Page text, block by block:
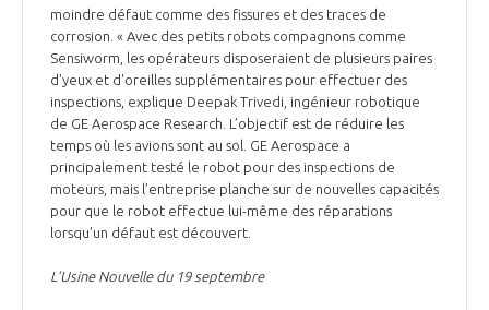
moindre défaut comme des fissures et des traces de
corrosion. « Avec des petits robots compagnons comme
Sensiworm, les opérateurs disposeraient de plusieurs paires
d'yeux et d'oreilles supplémentaires pour effectuer des
inspections, explique Deepak Trivedi, ingénieur robotique
de GE Aerospace Research. L’objectif est de réduire les
temps où les avions sont au sol. GE Aerospace a
principalement testé le robot pour des inspections de
moteurs, mais l’entreprise planche sur de nouvelles capacités
pour que le robot effectue lui-même des réparations
lorsqu’un défaut est découvert.
L’Usine Nouvelle du 19 septembre